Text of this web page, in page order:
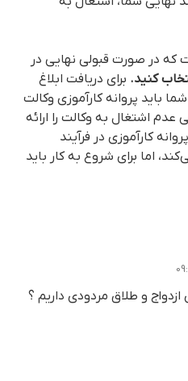
که در صورت قبولی نهایی در
کنید. برای دریافت ابلاغ
باید پروانه کارآموزی وکالت
عدم اشتغال به وکالت را ارائه
کارآموزی در فرآیند
اما برای شروع به کار باید
ازدواج و طلاق مردودی داریم ؟